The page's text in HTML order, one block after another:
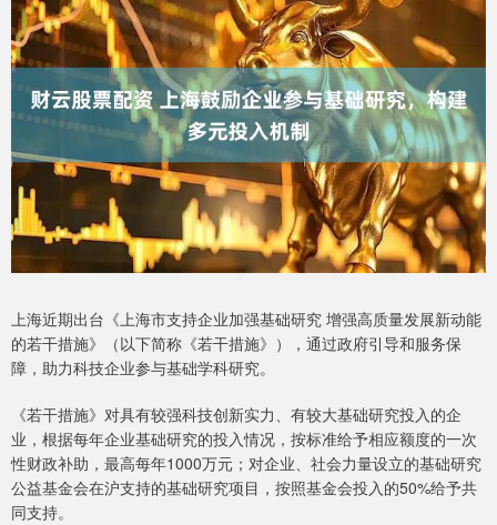
上海近期出台《上海市支持企业加强基础研究 增强高质量发展新动能
的若干措施》（以下简称《若干措施》），通过政府引导和服务保
障，助力科技企业参与基础学科研究。
《若干措施》对具有较强科技创新实力、有较大基础研究投入的企
业，根据每年企业基础研究的投入情况，按标准给予相应额度的一次
性财政补助，最高每年1000万元；对企业、社会力量设立的基础研究
公益基金会在沪支持的基础研究项目，按照基金会投入的50%给予共
同支持。